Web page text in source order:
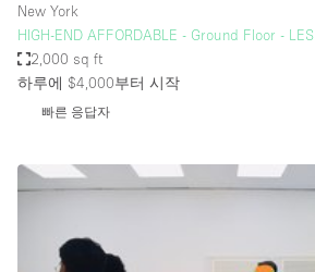
Meeting Space
Office Space
Other
Restaurant / Bar / Cafe
Salon
New York
HIGH-END AFFORDABLE - Ground Floor - LES
2,000 sq ft
하루에 $4,000부터 시작
빠른 응답자